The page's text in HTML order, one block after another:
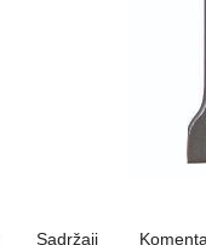
Sadržaji